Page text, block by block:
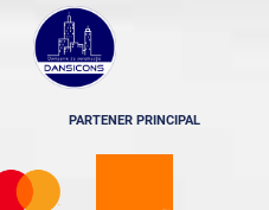
PARTENER PRINCIPAL